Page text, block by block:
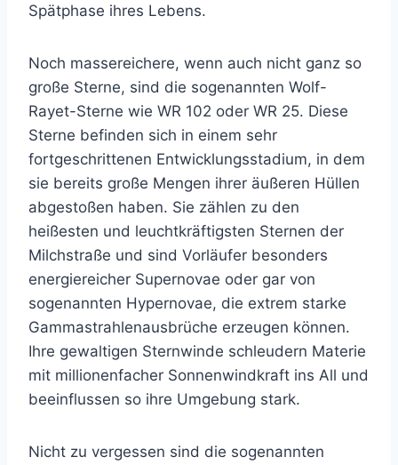
Spätphase ihres Lebens.
Noch massereichere, wenn auch nicht ganz so
große Sterne, sind die sogenannten Wolf-
Rayet-Sterne wie WR 102 oder WR 25. Diese
Sterne befinden sich in einem sehr
fortgeschrittenen Entwicklungsstadium, in dem
sie bereits große Mengen ihrer äußeren Hüllen
abgestoßen haben. Sie zählen zu den
heißesten und leuchtkräftigsten Sternen der
Milchstraße und sind Vorläufer besonders
energiereicher Supernovae oder gar von
sogenannten Hypernovae, die extrem starke
Gammastrahlenausbrüche erzeugen können.
Ihre gewaltigen Sternwinde schleudern Materie
mit millionenfacher Sonnenwindkraft ins All und
beeinflussen so ihre Umgebung stark.
Nicht zu vergessen sind die sogenannten